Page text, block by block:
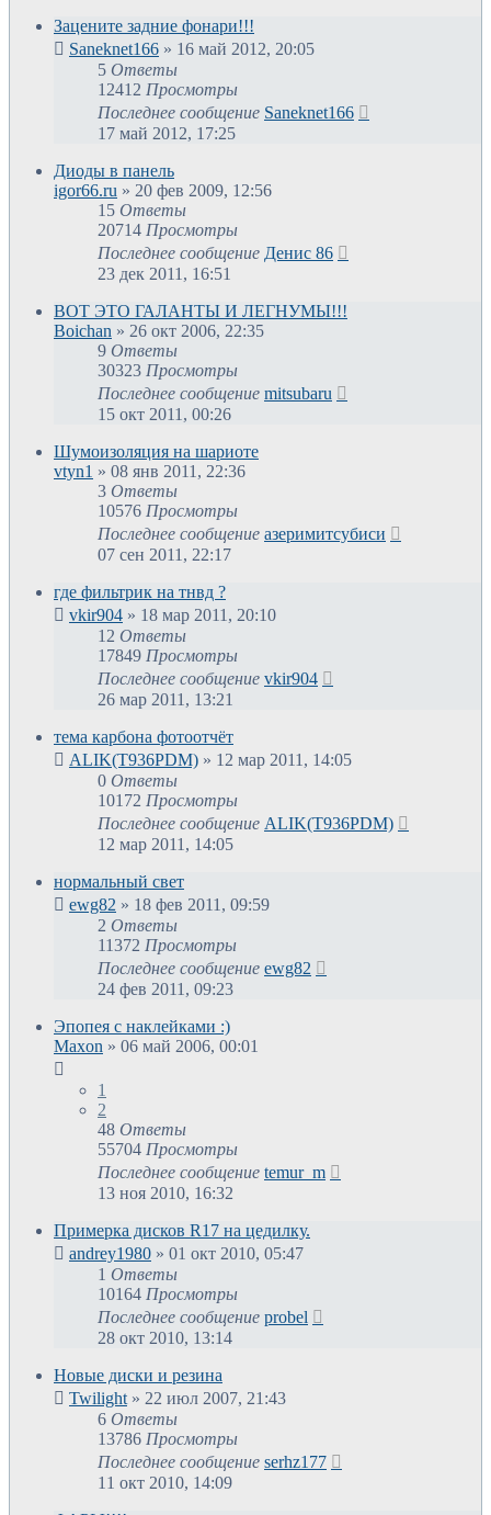
Зацените задние фонари!!!
Saneknet166 » 16 май 2012, 20:05
5 Ответы
12412 Просмотры
Последнее сообщение Saneknet166
17 май 2012, 17:25
Диоды в панель
igor66.ru » 20 фев 2009, 12:56
15 Ответы
20714 Просмотры
Последнее сообщение Денис 86
23 дек 2011, 16:51
ВОТ ЭТО ГАЛАНТЫ И ЛЕГНУМЫ!!!
Boichan » 26 окт 2006, 22:35
9 Ответы
30323 Просмотры
Последнее сообщение mitsubaru
15 окт 2011, 00:26
Шумоизоляция на шариоте
vtyn1 » 08 янв 2011, 22:36
3 Ответы
10576 Просмотры
Последнее сообщение азеримитсубиси
07 сен 2011, 22:17
где фильтрик на тнвд ?
vkir904 » 18 мар 2011, 20:10
12 Ответы
17849 Просмотры
Последнее сообщение vkir904
26 мар 2011, 13:21
тема карбона фотоотчёт
ALIK(T936PDM) » 12 мар 2011, 14:05
0 Ответы
10172 Просмотры
Последнее сообщение ALIK(T936PDM)
12 мар 2011, 14:05
нормальный свет
ewg82 » 18 фев 2011, 09:59
2 Ответы
11372 Просмотры
Последнее сообщение ewg82
24 фев 2011, 09:23
Эпопея с наклейками :)
Maxon » 06 май 2006, 00:01
1
2
48 Ответы
55704 Просмотры
Последнее сообщение temur_m
13 ноя 2010, 16:32
Примерка дисков R17 на цедилку.
andrey1980 » 01 окт 2010, 05:47
1 Ответы
10164 Просмотры
Последнее сообщение probel
28 окт 2010, 13:14
Новые диски и резина
Twilight » 22 июл 2007, 21:43
6 Ответы
13786 Просмотры
Последнее сообщение serhz177
11 окт 2010, 14:09